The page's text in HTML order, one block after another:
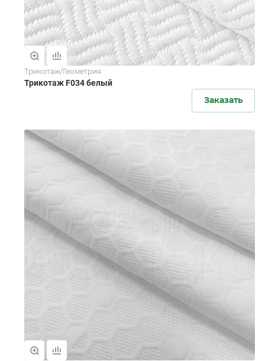
Трикотаж/Геометрия
Трикотаж F034 белый
Заказать